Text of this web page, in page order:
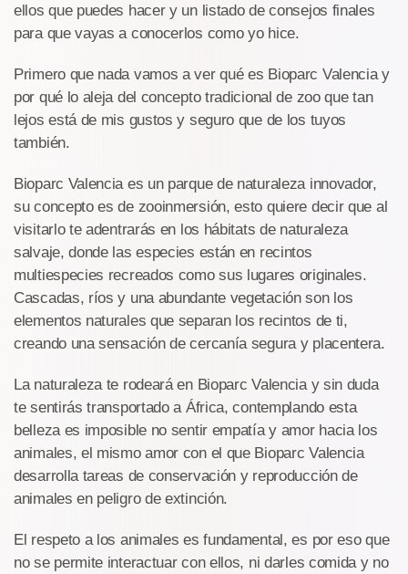
ellos que puedes hacer y un listado de consejos finales
para que vayas a conocerlos como yo hice.
Primero que nada vamos a ver qué es Bioparc Valencia y
por qué lo aleja del concepto tradicional de zoo que tan
lejos está de mis gustos y seguro que de los tuyos
también.
Bioparc Valencia es un parque de naturaleza innovador,
su concepto es de zooinmersión, esto quiere decir que al
visitarlo te adentrarás en los hábitats de naturaleza
salvaje, donde las especies están en recintos
multiespecies recreados como sus lugares originales.
Cascadas, ríos y una abundante vegetación son los
elementos naturales que separan los recintos de ti,
creando una sensación de cercanía segura y placentera.
La naturaleza te rodeará en Bioparc Valencia y sin duda
te sentirás transportado a África, contemplando esta
belleza es imposible no sentir empatía y amor hacia los
animales, el mismo amor con el que Bioparc Valencia
desarrolla tareas de conservación y reproducción de
animales en peligro de extinción.
El respeto a los animales es fundamental, es por eso que
no se permite interactuar con ellos, ni darles comida y no